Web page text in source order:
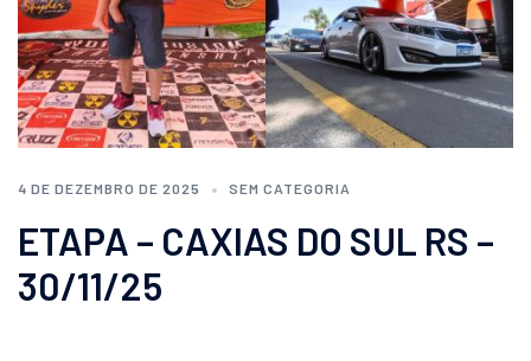
4 DE DEZEMBRO DE 2025 SEM CATEGORIA
ETAPA – CAXIAS DO SUL RS –
30/11/25